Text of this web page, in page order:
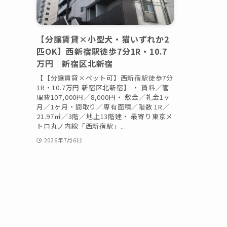
【分譲賃貸×小型犬・猫いずれか2
匹OK】西新宿駅徒歩7分1R・10.7
万円｜新宿区北新宿
【【分譲賃貸×ペット可】西新宿駅徒歩7分
1R・10.7万円 新宿区北新宿】 ・ 賃料／管
理費107,000円／8,000円・ 敷金／礼金1ヶ
月／1ヶ月・間取り／専有面積／階数 1R／
21.97㎡／3階／地上13階建・ 最寄り東京メ
トロ丸ノ内線「西新宿駅」...
2026年7月6日